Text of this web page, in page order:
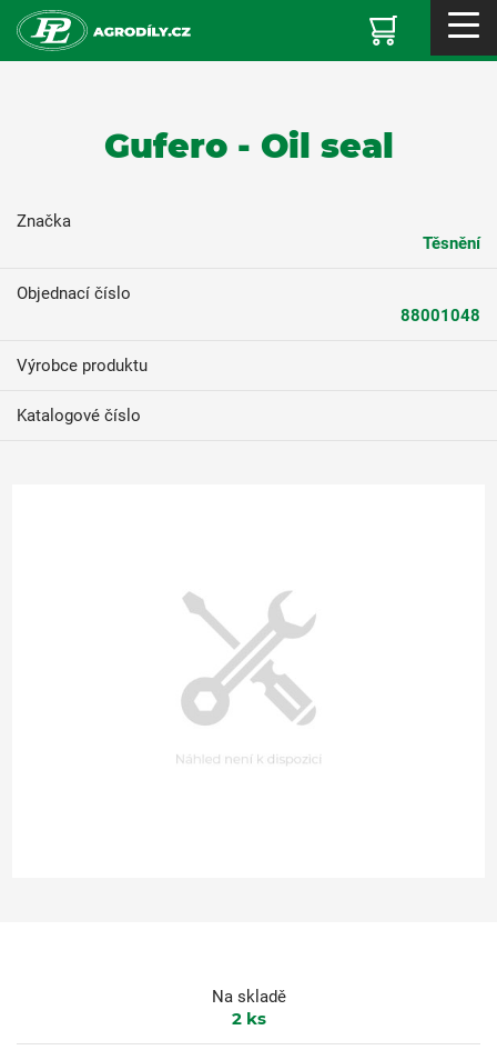
Gufero - Oil seal
Značka
Těsnění
Objednací číslo
88001048
Výrobce produktu
Katalogové číslo
Na skladě
2ks